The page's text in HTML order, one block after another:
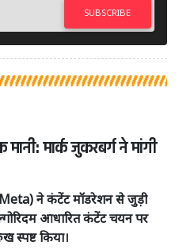
SUBSCRIBE
मार्क जुकरबर्ग ने मांगी
ने कंटेंट मॉडरेशन से जुड़ी
आधारित कंटेंट चयन पर
स्पष्ट किया।